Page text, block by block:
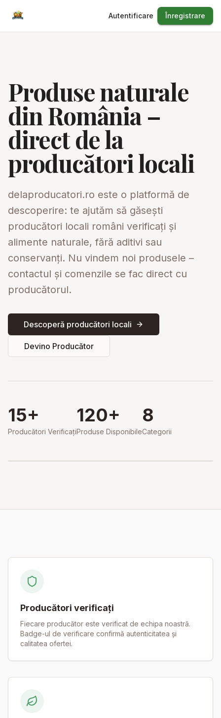
Autentificare Înregistrare
Produse naturale
din România –
direct de la
producători locali
delaproducatori.ro este o platformă de
descoperire: te ajutăm să găsești
producători locali români verificați și
alimente naturale, fără aditivi sau
conservanți. Nu vindem noi produsele –
contactul și comenzile se fac direct cu
producătorul.
Descoperă producători locali
Devino Producător
15+
Producători Verificați
120+
Produse Disponibile
8
Categorii
Beneficii
Producători verificați
Fiecare producător este verificat de echipa noastră.
Badge-ul de verificare confirmă autenticitatea și
calitatea ofertei.